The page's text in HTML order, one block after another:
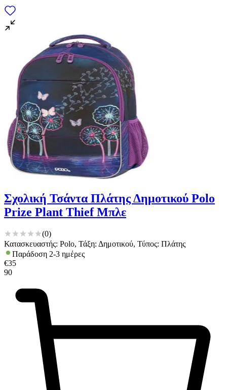
Σχολική Τσάντα Πλάτης Δημοτικού Polo
Prize Plant Thief Μπλε
(0)
Κατασκευαστής: Polo, Τάξη: Δημοτικού, Τύπος: Πλάτης
Παράδοση 2-3 ημέρες
€35
90